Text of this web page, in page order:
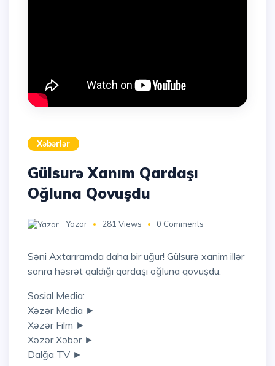
Xəbərlər
Gülsurə Xanım Qardaşı
Oğluna Qovuşdu
Yazar 281 Views 0 Comments
Səni Axtarıramda daha bir uğur! Gülsurə xanim illər
sonra həsrət qaldığı qardaşı oğluna qovuşdu.
Sosial Media:
Xəzər Media ►
Xəzər Film ►
Xəzər Xəbər ►
Dalğa TV ►